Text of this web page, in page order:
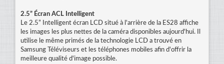
2.5” Écran ACL Intelligent
Le 2.5” Intelligent écran LCD situé à l'arrière de la ES28 affiche
les images les plus nettes de la caméra disponibles aujourd'hui. Il
utilise le même primés de la technologie LCD a trouvé en
Samsung Téléviseurs et les téléphones mobiles afin d'offrir la
meilleure qualité d'image possible.